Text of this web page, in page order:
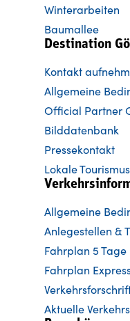
Winterarbeiten
Baumallee
Destination
Kontakt
Allgemeine
Official Partner
Bilddatenbank
Pressekontakt
Lokale
Allgemeine
Anlegestellen &
Fahrplan 5 Tage
Fahrplan
Aktuelle